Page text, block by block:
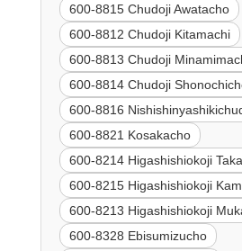
600-8815 Chudoji Awatacho
600-8812 Chudoji Kitamachi
600-8813 Chudoji
600-8814 Chudoji
600-8816
600-8821 Kosakacho
600-8214 Higashishiokoji
600-8215 Higashishiokoji
600-8213 Higashishiokoji
600-8328 Ebisumizucho